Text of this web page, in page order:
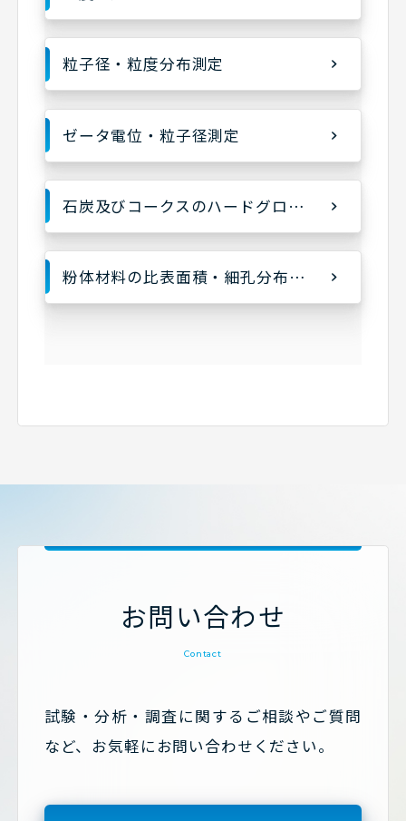
粒子径・粒度分布測定
ゼータ電位・粒子径測定
石炭及びコークスのハードグローブ粉砕性指数(HGI)測定
粉体材料の比表面積・細孔分布測定
お問い合わせ
Contact
試験・分析・調査に関するご相談やご質問
など、お気軽にお問い合わせください。